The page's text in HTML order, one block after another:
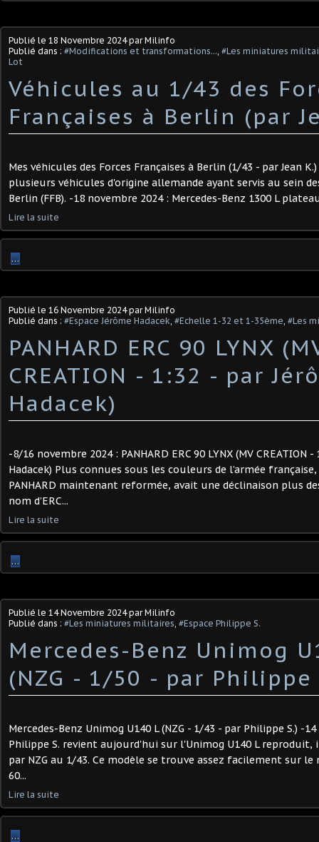
Publié le 18 Novembre 2024par Milinfo
Publié dans : #Modifications et transformations..., #Les miniatures
Lot
Véhicules au 1/43 des
Françaises à Berlin (par
Mes véhicules des Forces Françaises à Berlin (1/43 - par Jean
plusieurs véhicules d'origine allemande ayant servis au sein
Berlin (FFB). -18 novembre 2024 : Mercedes-Benz 1300 L
Lire la suite
…
Publié le 16 Novembre 2024par Milinfo
Publié dans : #Espace Jérôme Hadacek, #Echelle 1-32 et 1-35ème, #Les
PANHARD ERC 90 LYNX
CREATION - 1:32 - par
Hadacek)
-8/16 novembre 2024 : PANHARD ERC 90 LYNX (MV CREATION
Hadacek) Plus connues sous les couleurs de l’armée française,
PANHARD maintenant reformée, avait une déclinaison plus
nom d’ERC...
Lire la suite
…
Publié le 14 Novembre 2024par Milinfo
Publié dans : #Les miniatures militaires, #Espace Philippe S.
Mercedes-Benz Unimog
(NZG - 1/50 - par Philippe
Mercedes-Benz Unimog U140 L (NZG - 1/43 - par Philippe S.) -
Philippe S. revient aujourd'hui sur l'Unimog U140 L reproduit,
par NZG au 1/43. Ce modèle se trouve assez facilement sur
60...
Lire la suite
…